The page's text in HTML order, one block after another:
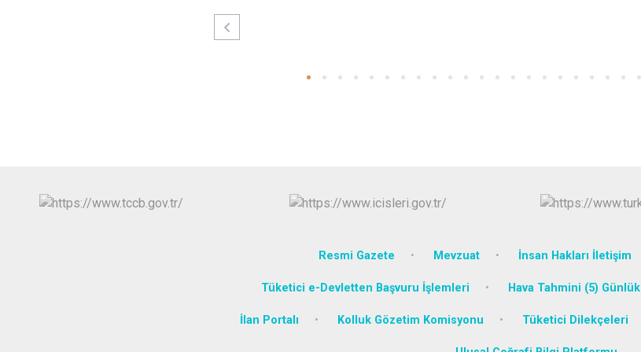
Resmi Gazete Mevzuat İnsan Hakları İletişim
Tüketici e-Devletten Başvuru İşlemleri Hava Tahmini (5) Günlük
İlan Portalı Kolluk Gözetim Komisyonu Tüketici Dilekçeleri